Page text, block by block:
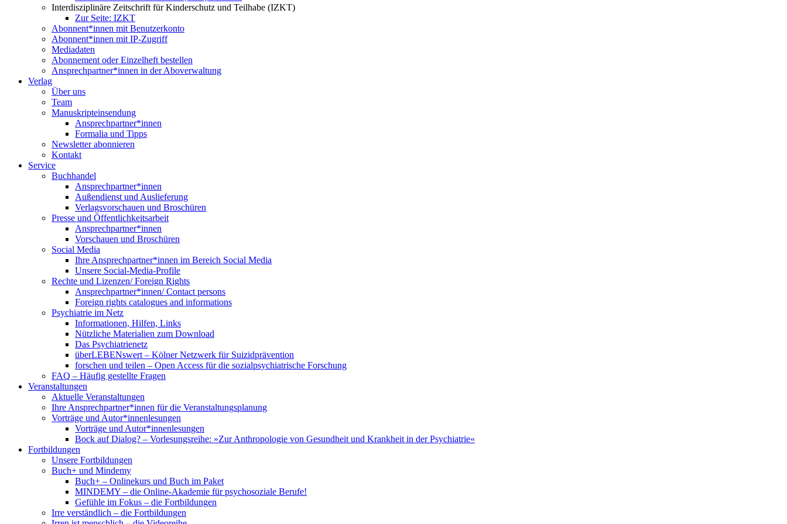
Interdisziplinäre Zeitschrift für Kinderschutz und Teilhabe (IZKT)
Zur Seite: IZKT
Abonnent*innen mit Benutzerkonto
Abonnent*innen mit IP-Zugriff
Mediadaten
Abonnement oder Einzelheft bestellen
Ansprechpartner*innen in der Aboverwaltung
Verlag
Über uns
Team
Manuskripteinsendung
Ansprechpartner*innen
Formalia und Tipps
Newsletter abonnieren
Kontakt
Service
Buchhandel
Ansprechpartner*innen
Außendienst und Auslieferung
Verlagsvorschauen und Broschüren
Presse und Öffentlichkeitsarbeit
Ansprechpartner*innen
Vorschauen und Broschüren
Social Media
Ihre Ansprechpartner*innen im Bereich Social Media
Unsere Social-Media-Profile
Rechte und Lizenzen/ Foreign Rights
Ansprechpartner*innen/ Contact persons
Foreign rights catalogues and informations
Psychiatrie im Netz
Informationen, Hilfen, Links
Nützliche Materialien zum Download
Das Psychiatrienetz
überLEBENswert – Kölner Netzwerk für Suizidprävention
forschen und teilen – Open Access für die sozialpsychiatrische Forschung
FAQ – Häufig gestellte Fragen
Veranstaltungen
Aktuelle Veranstaltungen
Ihre Ansprechpartner*innen für die Veranstaltungsplanung
Vorträge und Autor*innenlesungen
Vorträge und Autor*innenlesungen
Bock auf Dialog? – Vorlesungsreihe: »Zur Anthropologie von Gesundheit und Krankheit in der Psychiatrie«
Fortbildungen
Unsere Fortbildungen
Buch+ und Mindemy
Buch+ – Onlinekurs und Buch im Paket
MINDEMY – die Online-Akademie für psychosoziale Berufe!
Gefühle im Fokus – die Fortbildungen
Irre verständlich – die Fortbildungen